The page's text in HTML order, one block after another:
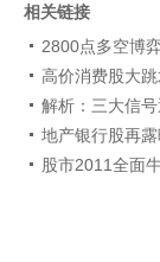
相关链接
2800点多空博
高价消费股大
解析：三大信
地产银行股再
股市2011全面